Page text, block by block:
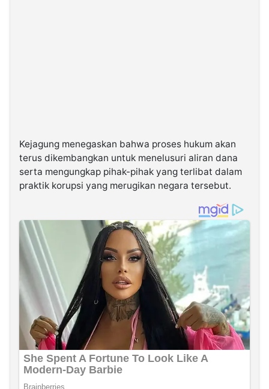
Kejagung menegaskan bahwa proses hukum akan
terus dikembangkan untuk menelusuri aliran dana
serta mengungkap pihak-pihak yang terlibat dalam
praktik korupsi yang merugikan negara tersebut.